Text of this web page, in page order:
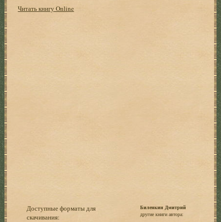
Читать книгу Online
Доступные форматы для
скачивания:
Биленкин Дмитрий
другие книги автора: